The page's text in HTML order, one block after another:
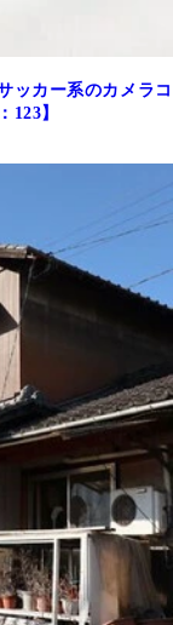
ッカー系のカメラコ
123】